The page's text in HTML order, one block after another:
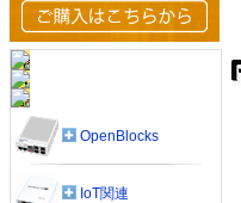
OpenBlocks
IoT関連